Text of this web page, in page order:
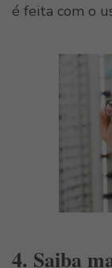
é feita com o
4. Saiba